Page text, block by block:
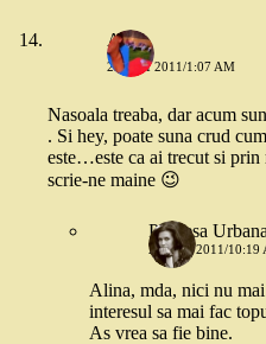
A.O.
24 MAI 2011/1:07 AM
Nasoala treaba, dar acum
. Si hey, poate suna crud
este…este ca ai trecut si prin
scrie-ne maine 😉
Printesa Urbana
24 MAI 2011/10:19
Alina, mda, nici nu
interesul sa mai fac
As vrea sa fie bine.